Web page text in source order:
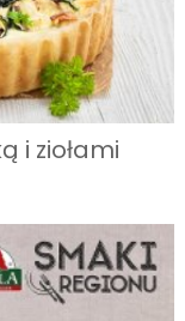
i ziołami